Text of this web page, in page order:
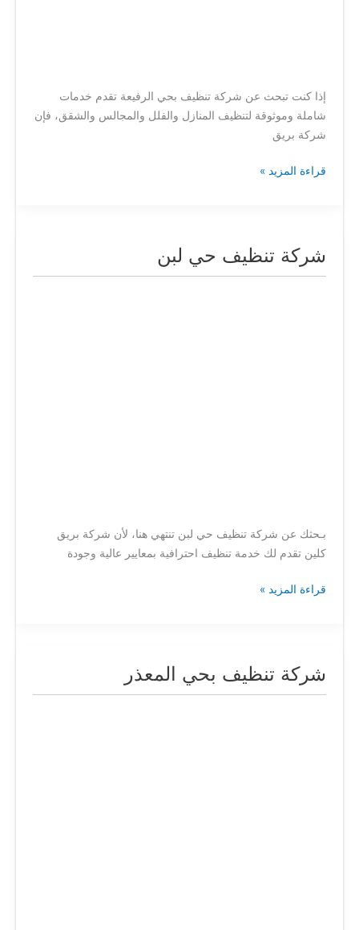
إذا كنت تبحث عن شركة تنظيف بحي الرفيعة تقدم خدمات
شاملة وموثوقة لتنظيف المنازل والفلل والمجالس والشقق، فإن
شركة بريق
قراءة المزيد »
شركة تنظيف حي لبن
بـحثك عن شركة تنظيف حي لبن تنتهي هنا، لأن شركة بريق
كلين تقدم لك خدمة تنظيف احترافية بمعايير عالية وجودة
شركة
قراءة المزيد »
شركة تنظيف بحي المعذر
شركة